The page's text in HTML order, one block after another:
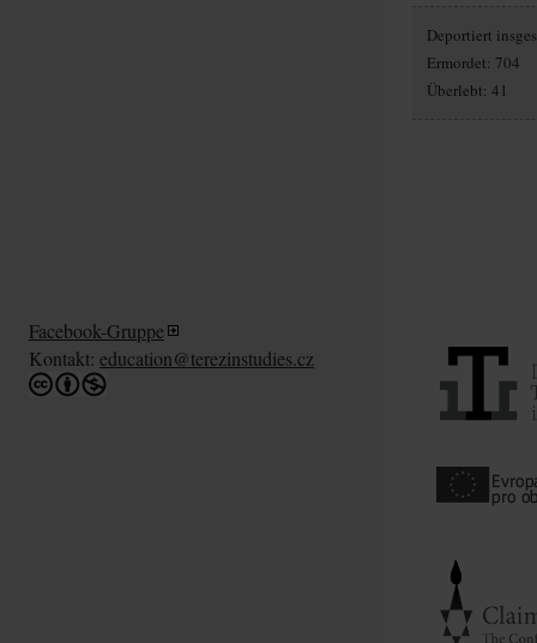
Deportiert
Ermordet: 704
Überlebt: 41
Facebook-Gruppe
Kontakt: education@terezinstudies.cz